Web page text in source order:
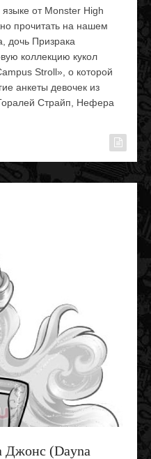
от Monster High
прочитать на нашем
дочь Призрака
коллекцию кукол
Stroll», о которой
анкеты девочек из
Страйп, Нефера
Джонс (Dayna